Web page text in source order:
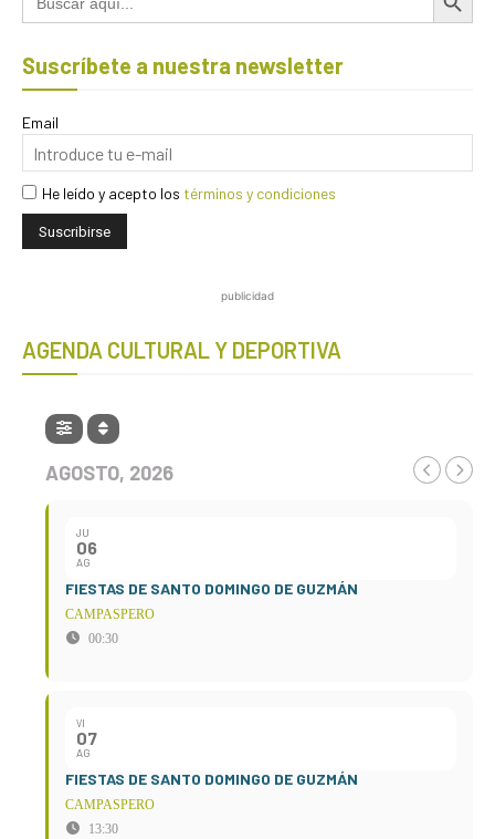
Suscríbete a nuestra newsletter
Email
He leído y acepto los términos y condiciones
publicidad
AGENDA CULTURAL Y DEPORTIVA
AGOSTO, 2026
JU
06
AG
FIESTAS DE SANTO DOMINGO DE GUZMÁN
CAMPASPERO
00:30
VI
07
AG
FIESTAS DE SANTO DOMINGO DE GUZMÁN
CAMPASPERO
13:30